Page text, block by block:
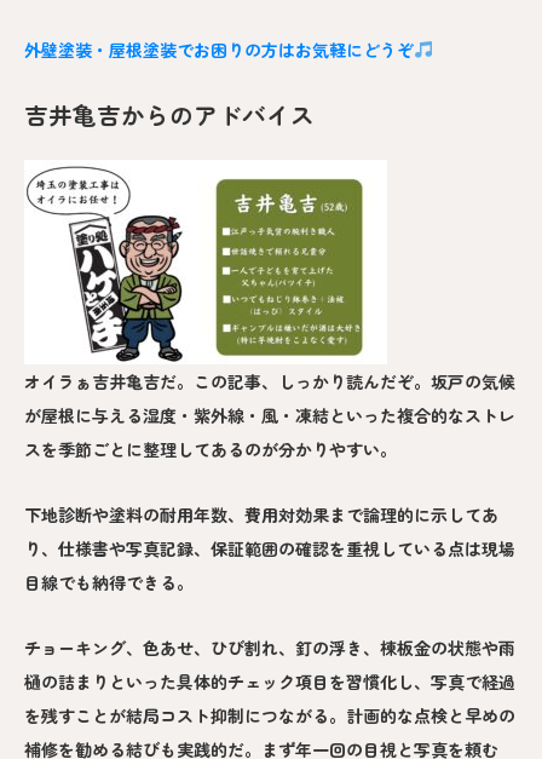
外壁塗装・屋根塗装でお困りの方はお気軽にどうぞ
吉井亀吉からのアドバイス
オイラぁ吉井亀吉だ。この記事、しっかり読んだぞ。坂戸の気候
が屋根に与える湿度・紫外線・風・凍結といった複合的なストレ
スを季節ごとに整理してあるのが分かりやすい。
下地診断や塗料の耐用年数、費用対効果まで論理的に示してあ
り、仕様書や写真記録、保証範囲の確認を重視している点は現場
目線でも納得できる。
チョーキング、色あせ、ひび割れ、釘の浮き、棟板金の状態や雨
樋の詰まりといった具体的チェック項目を習慣化し、写真で経過
を残すことが結局コスト抑制につながる。計画的な点検と早めの
補修を勧める結びも実践的だ。まず年一回の目視と写真を頼む